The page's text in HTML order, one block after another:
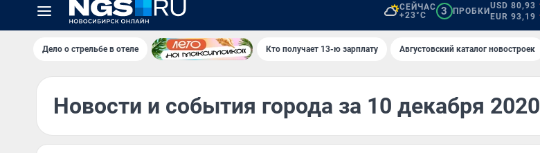
СЕЙЧАС
+23°C
3 ПРОБКИ
USD 80,93
EUR 93,19
Дело о стрельбе в отеле Кто получает 13-ю зарплату Августовский каталог новостроек
Новости и события города за 10 декабря 2020